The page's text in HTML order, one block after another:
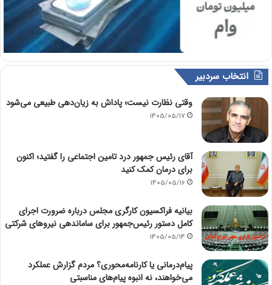
انتخاب سردبیر
وقتی نظارت نیست؛ پاداش به زیان‌دهی طبیعی می‌شود
1405/05/17
آقای رئیس جمهور درد تامین اجتماعی را گفتید؛ اکنون
برای درمان کمک کنید
1405/05/16
بیانیه فراکسیون کارگری مجلس درباره ضرورت اجرای
کامل دستور رئیس‌جمهور برای ساماندهی نیروهای شرکتی
1405/05/14
پیام‌درمانی یا کارنامه‌محوری؟ مردم گزارش عملکرد
می‌خواهند، نه انبوه پیام‌های مناسبتی